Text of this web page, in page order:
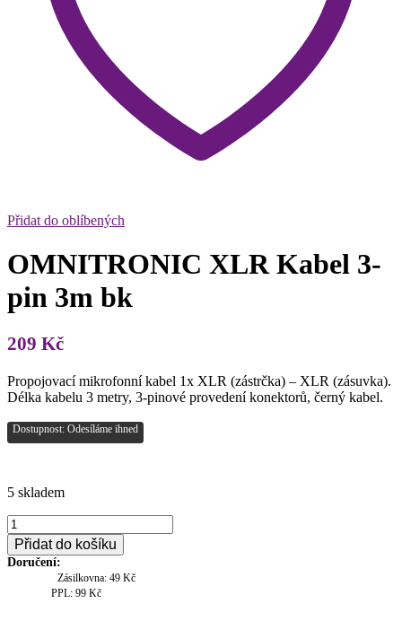
Přidat do oblíbených
OMNITRONIC XLR Kabel 3-
pin 3m bk
209 Kč
Propojovací mikrofonní kabel 1x XLR (zástrčka) – XLR (zásuvka).
Délka kabelu 3 metry, 3-pinové provedení konektorů, černý kabel.
Dostupnost: Odesíláme ihned
5 skladem
OMNITRONIC
XLR
Kabel
3-
Přidat do košíku
Doručení:
Zásilkovna: 49 Kč
PPL: 99 Kč